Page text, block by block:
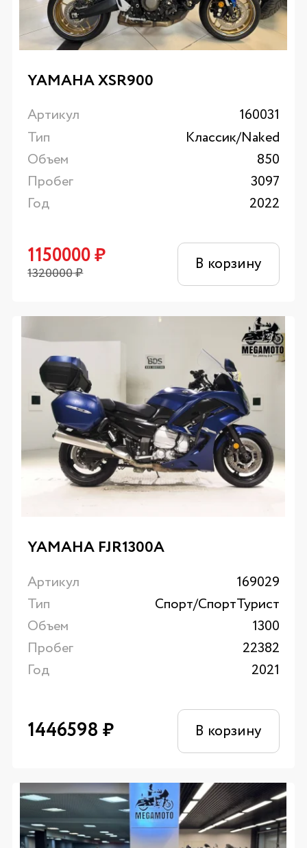
YAMAHA XSR900
Артикул
160031
Тип
Классик/Naked
Объем
850
Пробег
3097
Год
2022
1150000₽
1320000₽ В корзину
YAMAHA FJR1300A
Артикул
169029
Тип
Спорт/CпортТурист
Объем
1300
Пробег
22382
Год
2021
1446598 ₽ В корзину